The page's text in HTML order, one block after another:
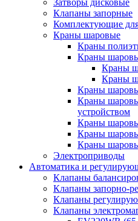
Затворы дисковые
Клапаны запорные
Комплектующие
Краны шаровые
Краны
Краны
Краны
Краны
Краны
Краны
устройством
Краны
Краны
Краны
Электроприводы
Автоматика и
Клапаны
Клапаны запорно-
Клапаны
Клапаны